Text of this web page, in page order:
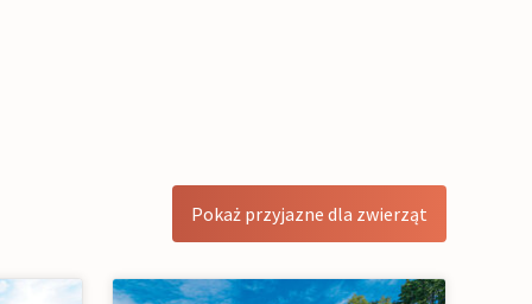
Pokaż przyjazne dla zwierząt